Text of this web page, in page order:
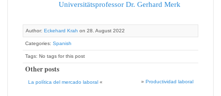
Universitätsprofessor Dr. Gerhard Merk
Author: Eckehard Krah on 28. August 2022
Categories: Spanish
Tags: No tags for this post
Other posts
La política del mercado laboral « » Productividad laboral